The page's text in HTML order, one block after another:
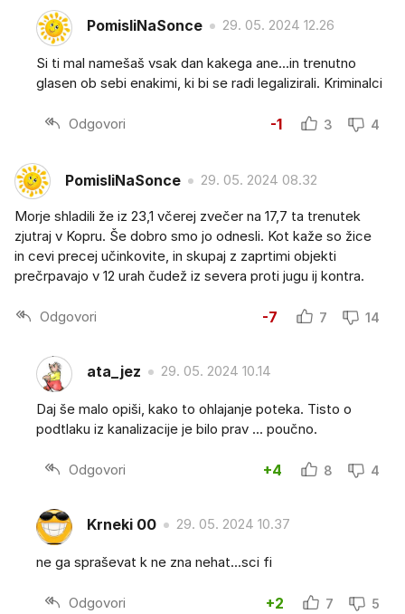
PomisliNaSonce 29. 05. 2024 12.26
Si ti mal namešaš vsak dan kakega ane...in trenutno
glasen ob sebi enakimi, ki bi se radi legalizirali. Kriminalci
Odgovori -1 3 4
PomisliNaSonce 29. 05. 2024 08.32
Morje shladili že iz 23,1 včerej zvečer na 17,7 ta trenutek
zjutraj v Kopru. Še dobro smo jo odnesli. Kot kaže so žice
in cevi precej učinkovite, in skupaj z zaprtimi objekti
prečrpavajo v 12 urah čudež iz severa proti jugu ij kontra.
Odgovori -7 7 14
ata_jez 29. 05. 2024 10.14
Daj še malo opiši, kako to ohlajanje poteka. Tisto o
podtlaku iz kanalizacije je bilo prav ... poučno.
Odgovori +4 8 4
Krneki 00 29. 05. 2024 10.37
ne ga spraševat k ne zna nehat...sci fi
Odgovori +2 7 5